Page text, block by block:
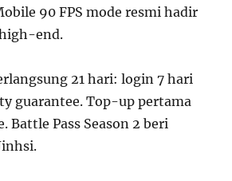
90 FPS mode resmi hadir
end.
21 hari: login 7 hari
guarantee. Top-up pertama
Battle Pass Season 2 beri